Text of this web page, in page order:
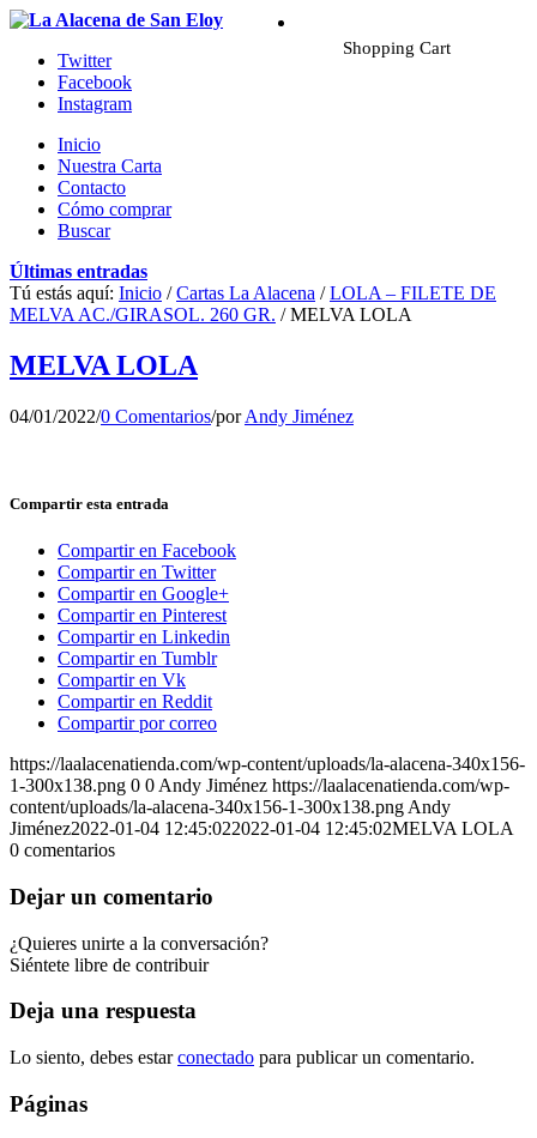
Shopping Cart
Twitter
Facebook
Instagram
Inicio
Nuestra Carta
Contacto
Cómo comprar
Buscar
Últimas entradas
Tú estás aquí: Inicio / Cartas La Alacena / LOLA – FILETE DE
MELVA AC./GIRASOL. 260 GR. / MELVA LOLA
MELVA LOLA
04/01/2022/0 Comentarios/porAndy Jiménez
Compartir esta entrada
Compartir en Facebook
Compartir en Twitter
Compartir en Google+
Compartir en Pinterest
Compartir en Linkedin
Compartir en Tumblr
Compartir en Vk
Compartir en Reddit
Compartir por correo
https://laalacenatienda.com/wp-content/uploads/la-alacena-340x156-
1-300x138.png 0 0 Andy Jiménez https://laalacenatienda.com/wp-
content/uploads/la-alacena-340x156-1-300x138.png Andy
Jiménez2022-01-04 12:45:022022-01-04 12:45:02MELVA LOLA
0 comentarios
Dejar un comentario
¿Quieres unirte a la conversación?
Siéntete libre de contribuir
Deja una respuesta
Lo siento, debes estarconectado para publicar un comentario.
Páginas